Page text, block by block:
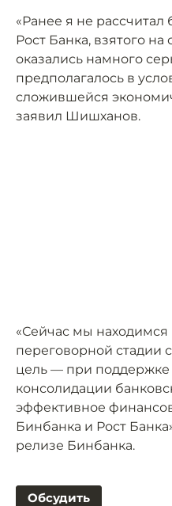
«Ранее я не
Рост Банка, взятого
оказались намного
предполагалось в
сложившейся
заявил Шишханов.
«Сейчас мы находимся
переговорной стадии
цель — при
консолидации
эффективное
Бинбанка и Рост
релизе Бинбанка.
Обсудить